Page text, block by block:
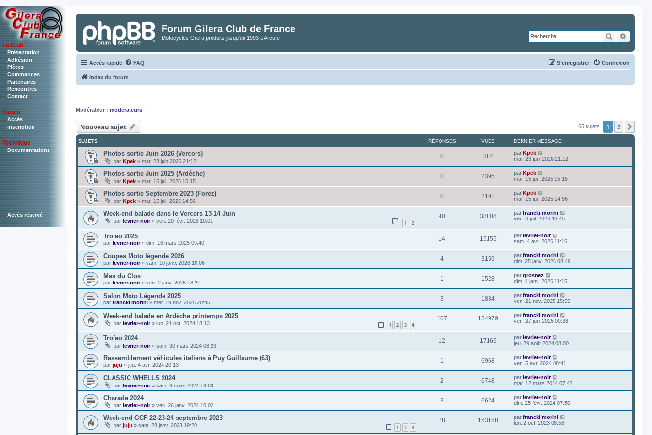
Le Club
Présentation
Adhésion
Pièces
Commandes
Partenaires
Rencontres
Contact
Forum
Accès
inscription
Technique
Documentations
Accès réservé
Forum Gilera Club de France
Motocycles Gilera produits jusqu'en 1993 à Arcore Rechercher
Accès rapide FAQ Connexion
S’enregistrer
Index du forum
Modérateur : modérateurs
Nouveau sujet 65 sujets 1 2
SUJETS RÉPONSES VUES DERNIER MESSAGE
Photos sortie Juin 2026 (Vercors)
par Kpek » mar. 23 juin 2026 21:12
0 384 par Kpek
mar. 23 juin 2026 21:12
Photos sortie Juin 2025 (Ardèche)
par Kpek » mar. 15 juil. 2025 15:15
0 2395 par Kpek
mar. 15 juil. 2025 15:15
Photos sortie Septembre 2023 (Forez)
par Kpek » mar. 15 juil. 2025 14:56
0 2191 par Kpek
mar. 15 juil. 2025 14:56
Week-end balade dans le Vercors 13-14 Juin
par levrier-noir» ven. 20 févr. 2026 10:01 1 2
40 38808 par francki morini
ven. 3 juil. 2026 18:45
Trofeo 2025
par levrier-noir» dim. 16 mars 2025 09:40
14 15155 par levrier-noir
sam. 4 avr. 2026 11:16
Coupes Moto légende 2026
par levrier-noir» sam. 10 janv. 2026 10:06
4 3159 par francki morini
dim. 25 janv. 2026 08:49
Mas du Clos
par levrier-noir» ven. 2 janv. 2026 18:21
1 1528 par grosnez
dim. 4 janv. 2026 11:15
Salon Moto Légende 2025
par francki morini » mer. 19 nov. 2025 20:45
3 1834 par francki morini
ven. 21 nov. 2025 15:55
Week-end balade en Ardèche printemps 2025
par levrier-noir» lun. 21 oct. 2024 18:13 1 2 3 4
107 134979 par francki morini
ven. 27 juin 2025 09:38
Trofeo 2024
par levrier-noir» sam. 30 mars 2024 08:23
12 17166 par levrier-noir
jeu. 29 août 2024 08:00
Rassemblement véhicules italiens à Puy Guillaume (63)
par juju » jeu. 4 avr. 2024 20:13
1 6968 par levrier-noir
ven. 5 avr. 2024 08:41
CLASSIC WHELLS 2024
par levrier-noir» sam. 9 mars 2024 19:03
2 6748 par levrier-noir
mar. 12 mars 2024 07:42
Charade 2024
par levrier-noir» ven. 26 janv. 2024 10:02
3 6624 par levrier-noir
dim. 25 févr. 2024 07:50
Week-end GCF 22-23-24 septembre 2023
par juju » sam. 28 janv. 2023 19:20 1 2 3
78 153158 par francki morini
lun. 2 oct. 2023 08:58